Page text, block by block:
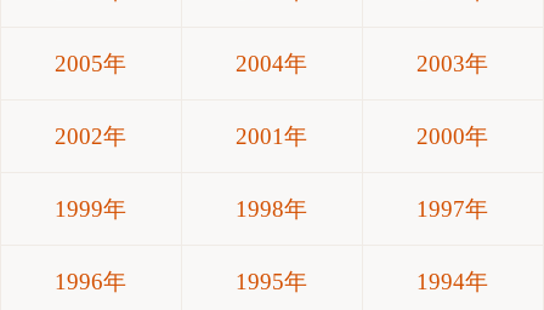
2005年 2004年 2003年
2002年 2001年 2000年
1999年 1998年 1997年
1996年 1995年 1994年